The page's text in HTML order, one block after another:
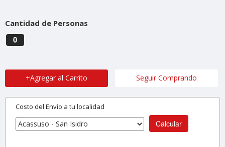
Cantidad de Personas
0
+Agregar al Carrito Seguir Comprando
Costo del Envío a tu localidad
Calcular